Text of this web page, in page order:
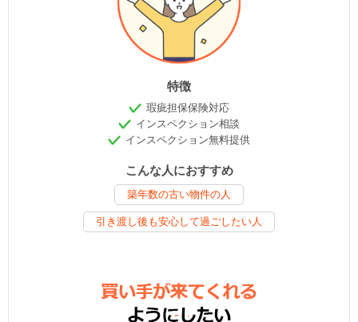
特徴
瑕疵担保保険対応
インスペクション相談
インスペクション無料提供
こんな人におすすめ
築年数の古い物件の人
引き渡し後も安心して過ごしたい人